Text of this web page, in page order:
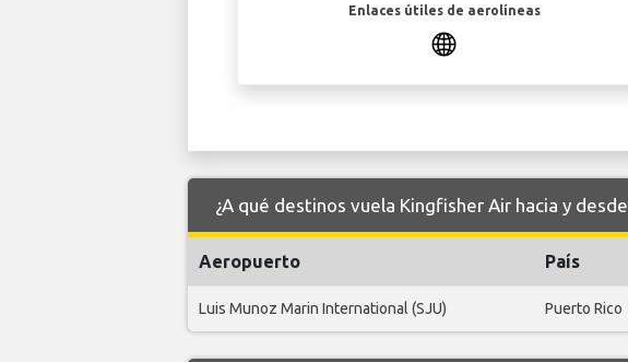
Enlaces útiles de aerolíneas
¿A qué destinos vuela Kingfisher Air hacia y
Aeropuerto País
Luis Munoz Marin International (SJU) Puerto Rico